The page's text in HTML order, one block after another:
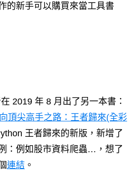
的新手可以購買來當工具書
2019 年 8 月出了另一本書：
頂尖高手之路：王者歸來(全彩
王者歸來的新版，新增了
：例如股市資料爬蟲…，想了
連結 。